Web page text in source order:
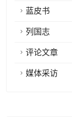
蓝皮书
列国志
评论文章
媒体采访